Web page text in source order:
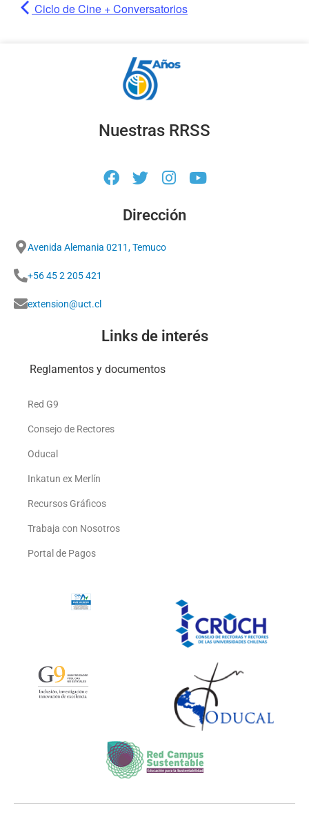
Ciclo de Cine + Conversatorios
Nuestras RRSS
Dirección
Avenida Alemania 0211, Temuco
+56 45 2 205 421
extension@uct.cl
Links de interés
Reglamentos y documentos
Red G9
Consejo de Rectores
Oducal
Inkatun ex Merlín
Recursos Gráficos
Trabaja con Nosotros
Portal de Pagos